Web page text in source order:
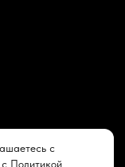
с
Политикой